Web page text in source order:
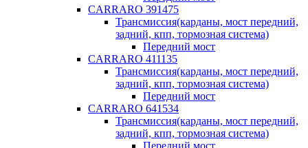
CARRARO 391475
Трансмиссия(карданы, мост передний,
задний, кпп, тормозная система)
Передний мост
CARRARO 411135
Трансмиссия(карданы, мост передний,
задний, кпп, тормозная система)
Передний мост
CARRARO 641534
Трансмиссия(карданы, мост передний,
задний, кпп, тормозная система)
Передний мост